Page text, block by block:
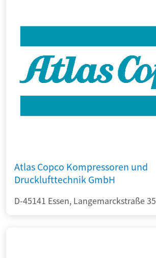
Atlas Copco Kompressoren und
Drucklufttechnik GmbH
D-45141 Essen, Langemarckstraße 35